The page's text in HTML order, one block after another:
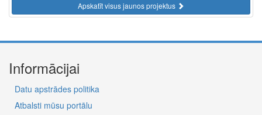
Apskatīt visus jaunos projektus
Informācijai
Datu apstrādes politika
Atbalsti mūsu portālu